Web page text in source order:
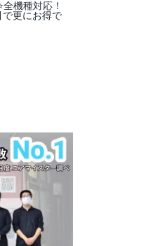
機種対応！
で更にお得で